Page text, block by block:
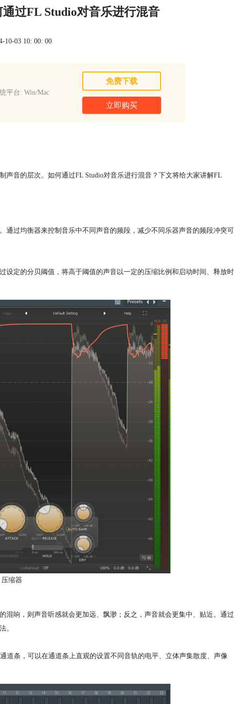
过FL Studio对音乐进行混音
10-03 10: 00: 00
平台: Win/Mac
免费下载
立即购买
音的层次。如何通过FL Studio对音乐进行混音？下文将给大家讲解FL
过均衡器来控制音乐中不同声音的频段，减少不同乐器声音的频段冲突可
定的分贝阈值，将高于阈值的声音以一定的压缩比例和启动时间、释放时
压缩器
响，则声音听感就会更加远、飘渺；反之，声音就会更集中、贴近。通过
。
道条，可以在通道条上直观的设置不同音轨的电平、立体声集散度、声像